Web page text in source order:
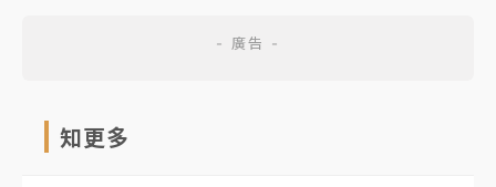
知更多